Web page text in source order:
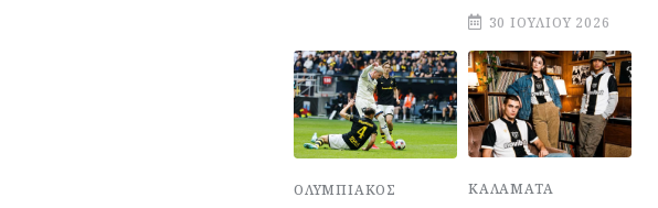
30 ΙΟΥΛΊΟΥ 2026
ΟΛΥΜΠΙΑΚΌΣ ΚΑΛΑΜΆΤΑ